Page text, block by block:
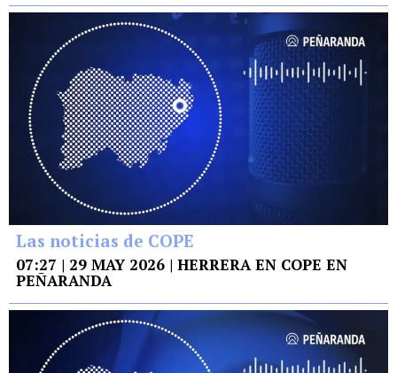
Las noticias de COPE
07:27 | 29 MAY 2026 | HERRERA EN COPE EN
PEÑARANDA